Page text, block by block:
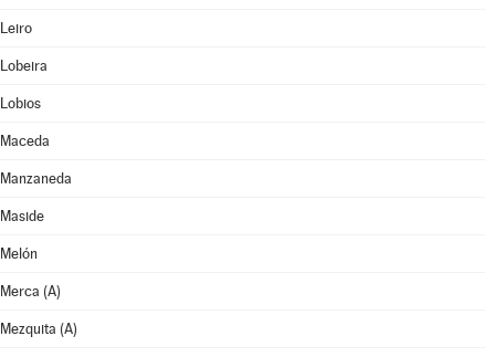
Leiro
Lobeira
Lobios
Maceda
Manzaneda
Maside
Melón
Merca (A)
Mezquita (A)